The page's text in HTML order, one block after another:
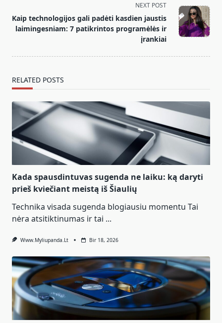
text">Page</span>
NEXT POST
Kaip technologijos gali padėti kasdien jaustis
laimingesniam: 7 patikrintos programėlės ir
įrankiai
RELATED POSTS
Kada spausdintuvas sugenda ne laiku: ką daryti
prieš kviečiant meistą iš Šiaulių
Technika visada sugenda blogiausiu momentu Tai
nėra atsitiktinumas ir tai ...
Www.myliupanda.lt Bir 18, 2026